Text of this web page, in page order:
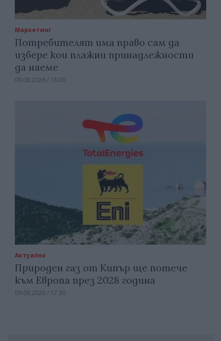
Маркетинг
Потребителят има право сам да
избере кои плажни принадлежности
да наеме
09.08.2026 / 18:00
Актуално
Природен газ от Кипър ще потече
към Европа през 2028 година
09.08.2026 / 17:30